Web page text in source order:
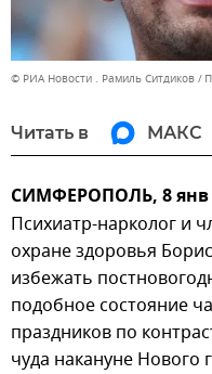
© РИА Новости . Рамиль Ситдиков
Читать в МАКС
СИМФЕРОПОЛЬ, 8
Психиатр-нарколог и
охране здоровья
избежать
подобное состояние
праздников по
чуда накануне Нового